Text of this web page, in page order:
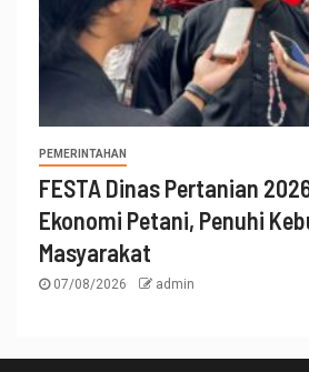
PEMERINTAHAN
FESTA Dinas Pertanian
Ekonomi Petani, Penuhi
Masyarakat
07/08/2026 admin